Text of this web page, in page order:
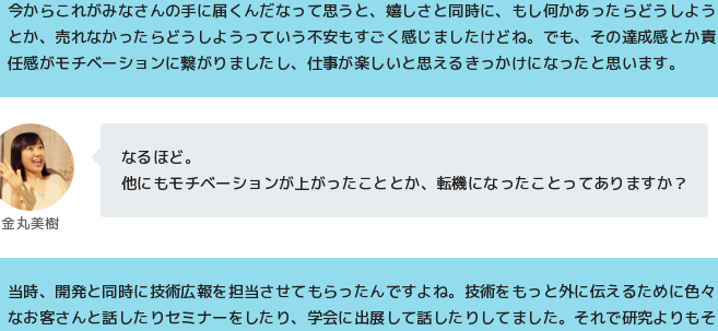
今からこれがみなさんの手に届くんだなって思うと、嬉しさと同時に、もし何かあったらどうしよう
とか、売れなかったらどうしようっていう不安もすごく感じましたけどね。でも、その達成感とか責
任感がモチベーションに繋がりましたし、仕事が楽しいと思えるきっかけになったと思います。
金丸美樹
なるほど。
他にもモチベーションが上がったこととか、転機になったことってありますか？
当時、開発と同時に技術広報を担当させてもらったんですよね。技術をもっと外に伝えるために色々
なお客さんと話したりセミナーをしたり、学会に出展して話したりしてました。それで研究よりもそ